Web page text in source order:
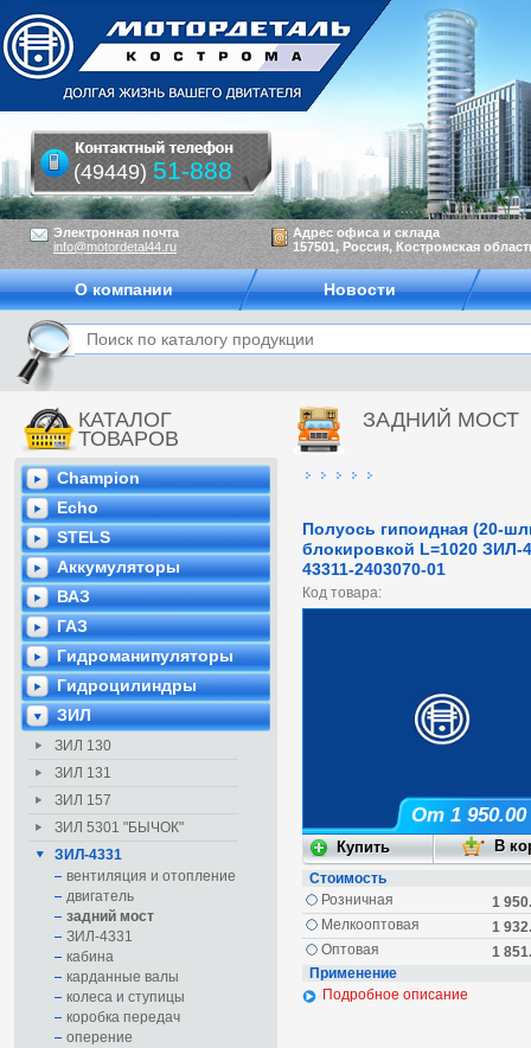
КАТАЛОГ
ТОВАРОВ
Champion
Echo
STELS
Аккумуляторы
ВАЗ
ГАЗ
Гидроманипуляторы
Гидроцилиндры
ЗИЛ
ЗИЛ 130
ЗИЛ 131
ЗИЛ 157
ЗИЛ 5301 "БЫЧОК"
ЗИЛ-4331
вентиляция и отопление
двигатель
задний мост
ЗИЛ-4331
кабина
карданные валы
колеса и ступицы
коробка передач
оперение
ЗАДНИЙ МОСТ
Полуось гипоидная (20-
блокировкой L=1020 ЗИЛ-
43311-2403070-01
Код товара:
От 1 950.00
Стоимость
1
Розничная
1
Мелкооптовая
1
Оптовая
Применение
Подробное описание
Электронная почта
info@motordetal44.ru
Адрес офиса и склада
157501, Россия, Костромская
(49449) 51-888
О компании Новости